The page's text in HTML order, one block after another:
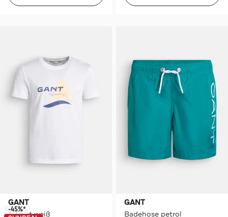
GANT
T-Shirt weiß
-45%*
GANT
Badehose petrol